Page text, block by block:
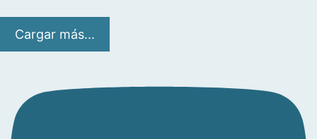
Cargar más...